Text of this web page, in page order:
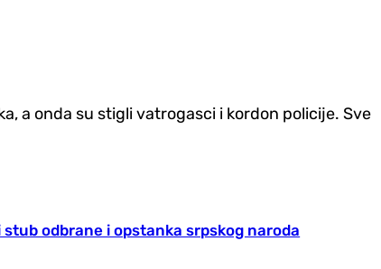
a onda su stigli vatrogasci i kordon policije. Sve
odbrane i opstanka srpskog naroda